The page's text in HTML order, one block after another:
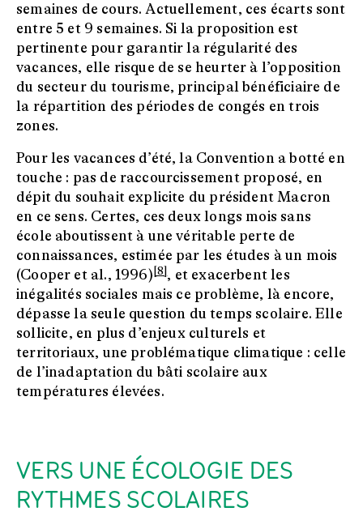
semaines de cours. Actuellement, ces écarts sont
entre 5 et 9 semaines. Si la proposition est
pertinente pour garantir la régularité des
vacances, elle risque de se heurter à l’opposition
du secteur du tourisme, principal bénéficiaire de
la répartition des périodes de congés en trois
zones.
Pour les vacances d’été, la Convention a botté en
touche : pas de raccourcissement proposé, en
dépit du souhait explicite du président Macron
en ce sens. Certes, ces deux longs mois sans
école aboutissent à une véritable perte de
connaissances, estimée par les études à un mois
(Cooper et al., 1996)[8], et exacerbent les
inégalités sociales mais ce problème, là encore,
dépasse la seule question du temps scolaire. Elle
sollicite, en plus d’enjeux culturels et
territoriaux, une problématique climatique : celle
de l’inadaptation du bâti scolaire aux
températures élevées.
VERS UNE ÉCOLOGIE DES
RYTHMES SCOLAIRES